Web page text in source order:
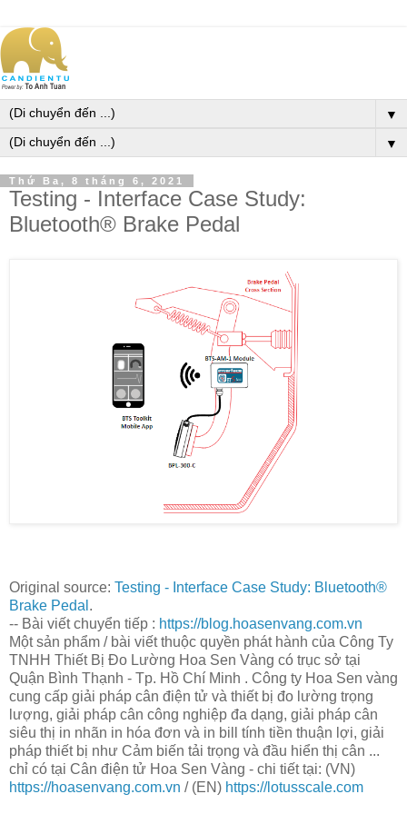
▼
▼
Thứ Ba, 8 tháng 6, 2021
Testing - Interface Case Study:
Bluetooth® Brake Pedal
Original source: Testing - Interface Case Study: Bluetooth®
Brake Pedal .
-- Bài viết chuyển tiếp : https://blog.hoasenvang.com.vn
Một sản phẩm / bài viết thuộc quyền phát hành của Công Ty
TNHH Thiết Bị Đo Lường Hoa Sen Vàng có trục sở tại
Quận Bình Thạnh - Tp. Hồ Chí Minh . Công ty Hoa Sen vàng
cung cấp giải pháp cân điện tử và thiết bị đo lường trọng
lượng, giải pháp cân công nghiệp đa dạng, giải pháp cân
siêu thị in nhãn in hóa đơn và in bill tính tiền thuận lợi, giải
pháp thiết bị như Cảm biến tải trọng và đầu hiển thị cân ...
chỉ có tại Cân điện tử Hoa Sen Vàng - chi tiết tại: (VN)
https://hoasenvang.com.vn / (EN) https://lotusscale.com